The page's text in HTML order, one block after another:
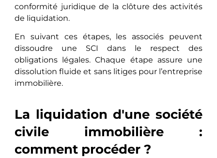
conformité juridique de la clôture des activités
de liquidation.
En suivant ces étapes, les associés peuvent
dissoudre une SCI dans le respect des
obligations légales. Chaque étape assure une
dissolution fluide et sans litiges pour l’entreprise
immobilière.
La liquidation d'une société
civile immobilière :
comment procéder ?